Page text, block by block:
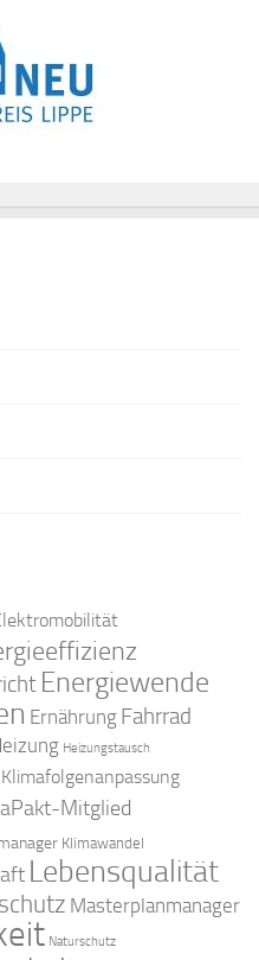
Energiewende
Ernährung Fahrrad
Heizungstausch
Klimafolgenanpassung
Mitglied
Klimawandel
Lebensqualität
Masterplanmanager
Naturschutz